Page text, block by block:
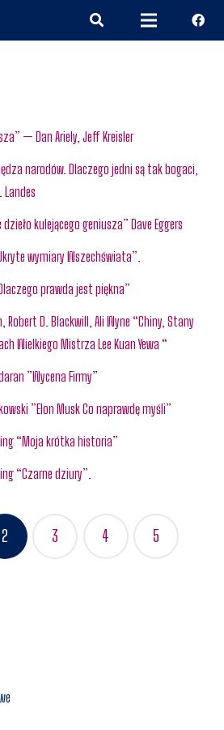
— Dan Ariely, Jeff Kreisler
narodów. Dlaczego jedni są tak bogaci,
kulejącego geniusza” Dave Eggers
wymiary Wszechświata”.
prawda jest piękna”
Robert D. Blackwill, Ali Wyne “Chiny, Stany
Wielkiego Mistrza Lee Kuan Yewa “
”Wycena Firmy”
”Elon Musk Co naprawdę myśli”
“Moja krótka historia”
“Czarne dziury”.
2 3 4 5